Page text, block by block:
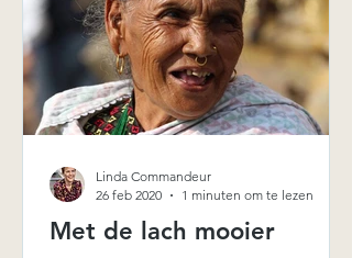
Met de lach mooier
Linda Commandeur
26 feb 2020
1 minuten om te lezen